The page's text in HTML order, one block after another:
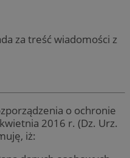
za treść wiadomości z
o ochronie
2016 r. (Dz. Urz.
iż: